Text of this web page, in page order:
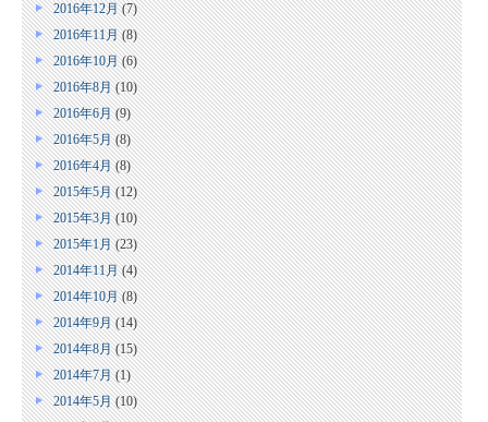
2016年12月(7)
2016年11月(8)
2016年10月(6)
2016年8月(10)
2016年6月(9)
2016年5月(8)
2016年4月(8)
2015年5月(12)
2015年3月(10)
2015年1月(23)
2014年11月(4)
2014年10月(8)
2014年9月(14)
2014年8月(15)
2014年7月(1)
2014年5月(10)